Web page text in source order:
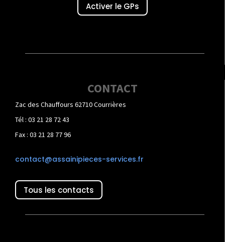
Activer le GPs
CONTACT
Zac des Chauffours 62710 Courrières
Tél : 03 21 28 72 43
Fax : 03 21 28 77 96
contact@assainipieces-services.fr
Tous les contacts